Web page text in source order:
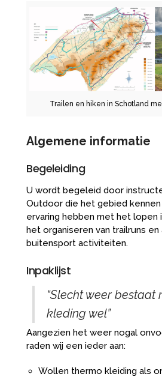
Trailen en hiken in Schotland
Algemene informatie
Begeleiding
U wordt begeleid door
Outdoor die het gebied
ervaring hebben met het lopen
het organiseren van trailruns en
buitensport activiteiten.
Inpaklijst
“Slecht weer bestaat
kleding wel”
Aangezien het weer nogal
raden wij een ieder aan:
Wollen thermo kleiding als